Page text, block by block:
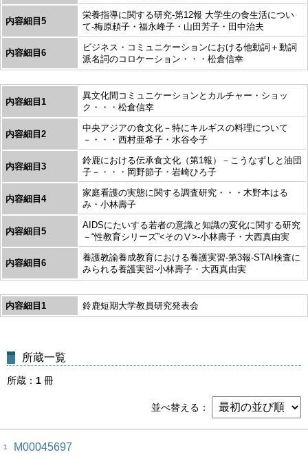
内容細目5
栄養指導に関する研究-第12報 大学生の食生活につい
て-梅原頼子・福永峰子・山田芳子・田中治夫
内容細目6
ビジネス・コミュニケーションにおける他動詞＋動詞
派名詞のコロケーション・・・松倉信幸
内容細目1
異文化間コミュニケーションとカルチャー・ショッ
ク・・・松倉信幸
内容細目2
中央アジアの食文化－特にキルギスの料理について
－・・・西村亜希子・水谷令子
内容細目3
鈴鹿における伝承食文化（第1報）－こうなずしと油団
子－・・・岡野節子・岩崎ひろ子
内容細目4
家庭看護の実態に関する調査研究・・・木野本はる
み・小林壽子
内容細目5
AIDSにたいする若者の意識と知識の変化に関する研究
－“性教育シリーズ”<そのⅤ>-小林壽子・大西真由実
内容細目6
養護教諭養成教育における養護実習-第3報-STAI検査に
みられる養護実習-小林壽子・大西真由実
内容細目1 鈴鹿短期大学教員研究発表会
所蔵一覧
所蔵 1 冊
並べ替える
1 M00045697